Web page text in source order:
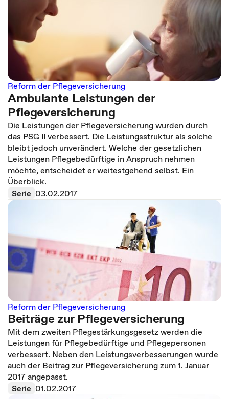
Reform der Pflegeversicherung
Ambulante Leistungen der
Pflegeversicherung
Die Leistungen der Pflegeversicherung wurden durch
das PSG II verbessert. Die Leistungsstruktur als solche
bleibt jedoch unverändert. Welche der gesetzlichen
Leistungen Pflegebedürftige in Anspruch nehmen
möchte, entscheidet er weitestgehend selbst. Ein
Überblick.
Serie 03.02.2017
Reform der Pflegeversicherung
Beiträge zur Pflegeversicherung
Mit dem zweiten Pflegestärkungsgesetz werden die
Leistungen für Pflegebedürftige und Pflegepersonen
verbessert. Neben den Leistungsverbesserungen wurde
auch der Beitrag zur Pflegeversicherung zum 1. Januar
2017 angepasst.
Serie 01.02.2017